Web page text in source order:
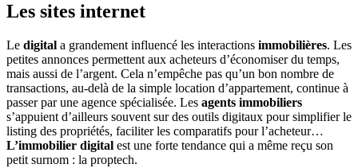
Les sites internet
Le digital a grandement influencé les interactions immobilières. Les
petites annonces permettent aux acheteurs d’économiser du temps,
mais aussi de l’argent. Cela n’empêche pas qu’un bon nombre de
transactions, au-delà de la simple location d’appartement, continue à
passer par une agence spécialisée. Les agents immobiliers
s’appuient d’ailleurs souvent sur des outils digitaux pour simplifier le
listing des propriétés, faciliter les comparatifs pour l’acheteur…
L’immobilier digital est une forte tendance qui a même reçu son
petit surnom : la proptech.